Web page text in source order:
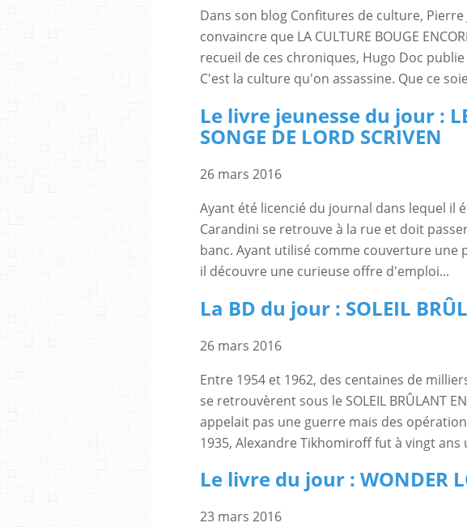
Dans son blog Confitures de culture,
convaincre que LA CULTURE BOUGE
recueil de ces chroniques, Hugo Doc
C'est la culture qu'on assassine. Que ce
Le livre jeunesse du jour :
SONGE DE LORD SCRIVEN
26 mars 2016
Ayant été licencié du journal dans lequel il
Carandini se retrouve à la rue et doit
banc. Ayant utilisé comme couverture une
il découvre une curieuse offre d'emploi...
La BD du jour : SOLEIL
26 mars 2016
Entre 1954 et 1962, des centaines de
se retrouvèrent sous le SOLEIL BRÛLANT
appelait pas une guerre mais des
1935, Alexandre Tikhomiroff fut à vingt ans
Le livre du jour : WONDER
23 mars 2016